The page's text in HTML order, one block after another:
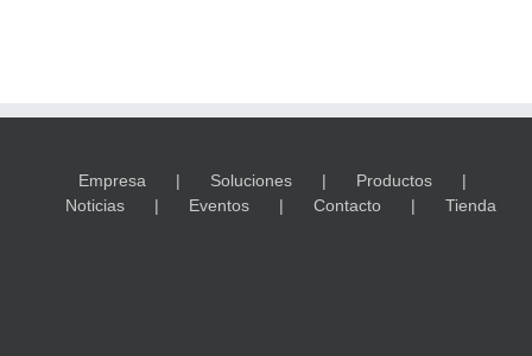
Empresa Soluciones
Productos
Noticias
Eventos Contacto Tienda